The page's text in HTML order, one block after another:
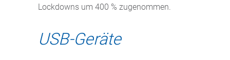
Lockdowns um 400 % zugenommen.
USB-Geräte